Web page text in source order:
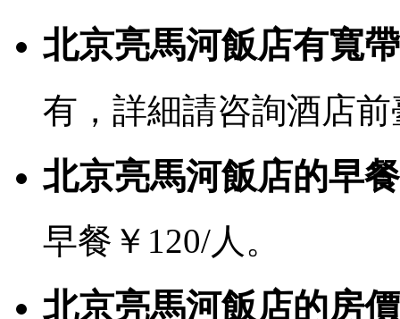
北京亮馬河飯店有寬
有，詳細請咨詢酒店前
北京亮馬河飯店的早
早餐￥120/人。
北京亮馬河飯店的房